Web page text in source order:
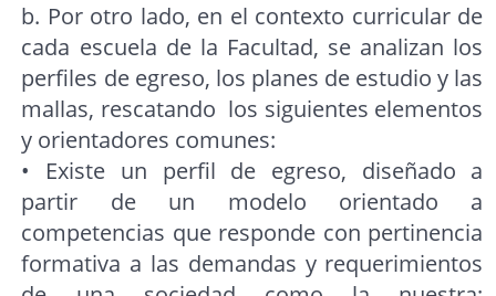
b. Por otro lado, en el contexto curricular de
cada escuela de la Facultad, se analizan los
perfiles de egreso, los planes de estudio y las
mallas, rescatando los siguientes elementos
y orientadores comunes:
• Existe un perfil de egreso, diseñado a
partir de un modelo orientado a
competencias que responde con pertinencia
formativa a las demandas y requerimientos